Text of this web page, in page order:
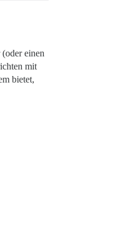
einen
mit
bietet,